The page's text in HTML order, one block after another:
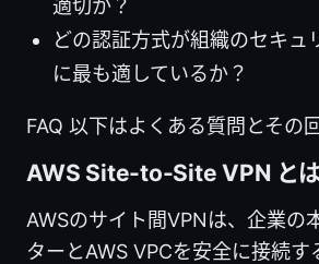
適切か？
どの認証方式が組織のセキュ
に最も適しているか？
FAQ 以下はよくある質問とその
AWS Site-to-Site VPN と
AWSのサイト間VPNは、企業の
ターとAWS VPCを安全に接続す